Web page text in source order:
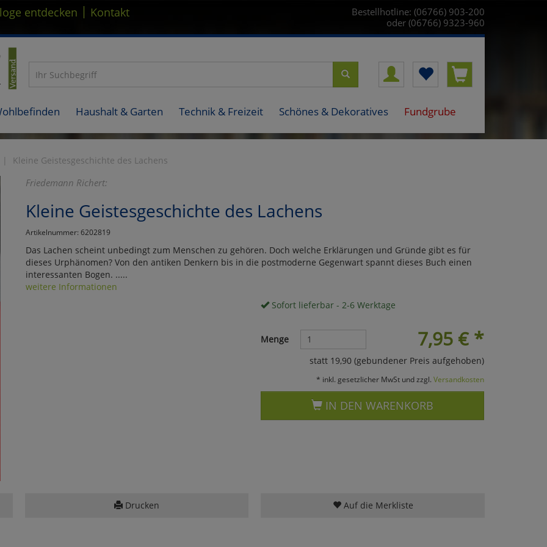
entdecken | Kontakt
Bestellhotline: (06766) 903-200
oder (06766) 9323-960
Haushalt & Garten Technik & Freizeit Schönes & Dekoratives Fundgrube
Kleine Geistesgeschichte des Lachens
Friedemann Richert:
Kleine Geistesgeschichte des Lachens
Artikelnummer: 6202819
Das Lachen scheint unbedingt zum Menschen zu gehören. Doch welche Erklärungen und Gründe gibt es für
dieses Urphänomen? Von den antiken Denkern bis in die postmoderne Gegenwart spannt dieses Buch einen
interessanten Bogen. .....
weitere Informationen
Sofort lieferbar - 2-6 Werktage
7,95 €*
Menge
statt 19,90 (gebundener Preis aufgehoben)
* inkl. gesetzlicher MwSt und zzgl. Versandkosten
IN DEN WARENKORB
Drucken Auf die Merkliste